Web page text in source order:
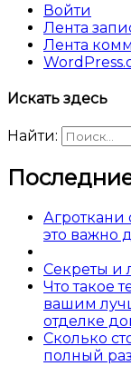
Войти
Лента
Лента
Искать здесь
Найти:
Агроткани
это важно
Секреты и
Что такое
вашим
отделке
Сколько
полный